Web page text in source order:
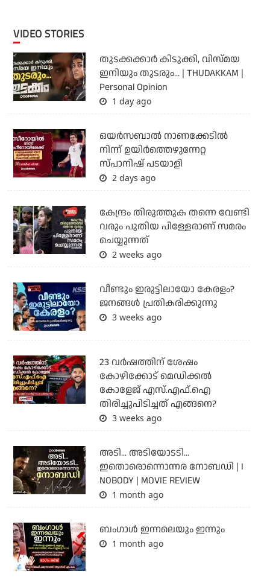
VIDEO STORIES
തുടക്കക്കാര്‍ കിടുക്കി, വിസ്മയ
ഇനിയും തുടരും... | THUDAKKAM |
Personal Opinion
1 day ago
ഒയര്‍സബാൽ നാണക്കേടിൽ
നിന്ന് ഉയിർത്തെഴുന്നേറ്റ
സ്പാനിഷ് പടയാളി
2 days ago
കേന്ദ്രം തിരുത്തുക തന്നെ വേണ്ടി
വരും പുതിയ പിള്ളേരാണ് സമരം
ചെയ്യുന്നത്
2 weeks ago
വീണ്ടും ഇരുട്ടിലായോ കേരളം?
ജനങ്ങൾ പ്രതികരിക്കുന്നു
3 weeks ago
23 വർഷത്തിന് ശേഷം
കോഴിക്കോട് മെഡിക്കൽ
കോളേജ് എസ്.എഫ്.ഐ
തിരിച്ചുപിടിച്ചത് എങ്ങനെ?
3 weeks ago
അടി... അടിയോടടി...
ഇതൊരൊന്നൊന്നര നോബഡി | I
NOBODY | MOVIE REVIEW
1 month ago
ബംഗാള്‍ ഇന്നലെയും ഇന്നും
1 month ago